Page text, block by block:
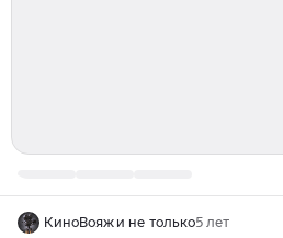
КиноВояж и не только5 лет